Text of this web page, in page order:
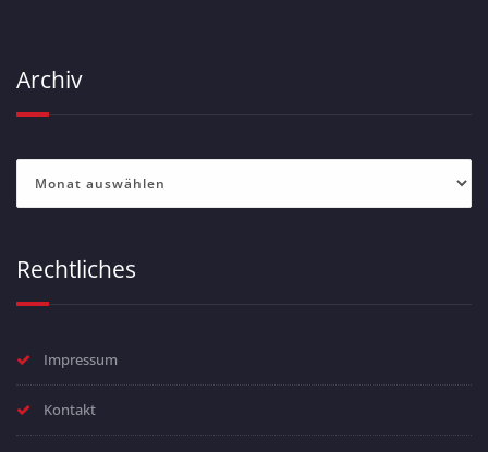
Archiv
Rechtliches
Impressum
Kontakt